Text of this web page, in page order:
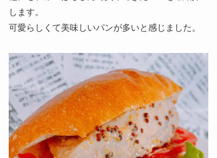
します。
可愛らしくて美味しいパンが多いと感じました。